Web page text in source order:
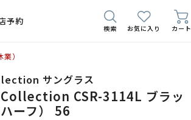
予約
検索 お気に入り カート
）
サングラス
CSR-3114L ブラッ
ーフ） 56